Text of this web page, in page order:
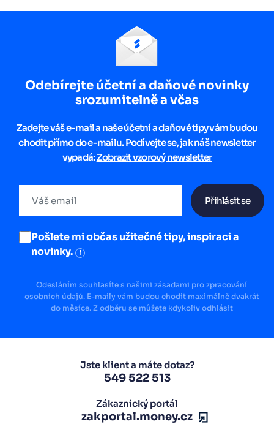
Odebírejte účetní a daňové novinky
srozumitelně a včas
Zadejte váš e-mail a naše účetní a daňové tipy vám budou
chodit přímo do e-mailu. Podívejte se, jak náš newsletter
vypadá:Zobrazit vzorový newsletter
Přihlásit se
Pošlete mi občas užitečné tipy, inspiraci a
novinky.
i
Odesláním souhlasíte s našimi zásadami pro zpracování
osobních údajů. E-maily vám budou chodit maximálně dvakrát
do měsíce. Z odběru se můžete kdykoliv odhlásit
Jste klient a máte dotaz?
549 522 513
Zákaznický portál
zakportal.money.cz